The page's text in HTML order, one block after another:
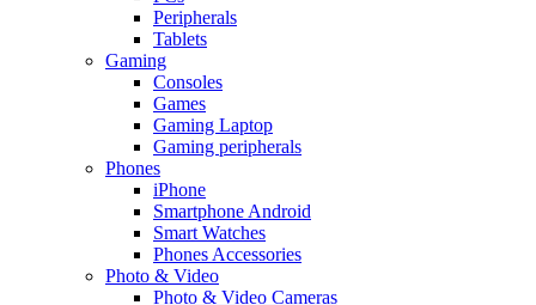
Peripherals
Tablets
Gaming
Consoles
Games
Gaming Laptop
Gaming peripherals
Phones
iPhone
Smartphone Android
Smart Watches
Phones Accessories
Photo & Video
Photo & Video Cameras